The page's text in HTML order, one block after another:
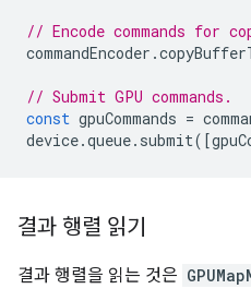
// Encode commands for
commandEncoder .
// Submit GPU commands.
const gpuCommands =
device.queue. submit([
결과 행렬 읽기
결과 행렬을 읽는 것은